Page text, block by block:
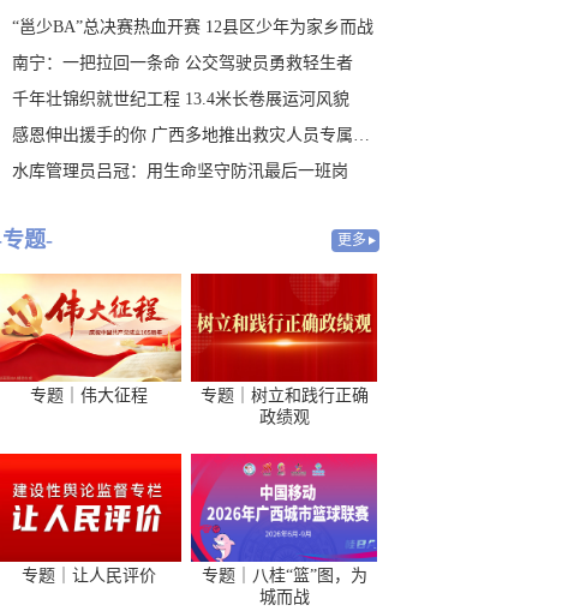
“邕少BA”总决赛热血开赛 12县区少年为家乡而战
南宁：一把拉回一条命 公交驾驶员勇救轻生者
千年壮锦织就世纪工程 13.4米长卷展运河风貌
感恩伸出援手的你 广西多地推出救灾人员专属福利
水库管理员吕冠：用生命坚守防汛最后一班岗
题- 更多
专题｜伟大征程
专题｜树立和践行正确
政绩观
专题｜让人民评价
专题｜八桂“篮”图，为
城而战